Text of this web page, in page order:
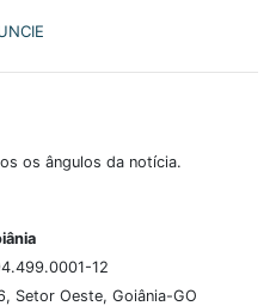
os ângulos da notícia.
12
Setor Oeste, Goiânia-GO